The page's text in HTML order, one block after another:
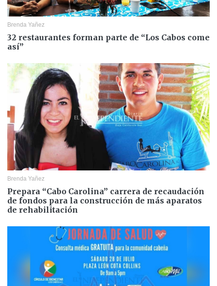
Brenda Yañez
32 restaurantes forman parte de “Los Cabos come
así”
Brenda Yañez
Prepara “Cabo Carolina” carrera de recaudación
de fondos para la construcción de más aparatos
de rehabilitación